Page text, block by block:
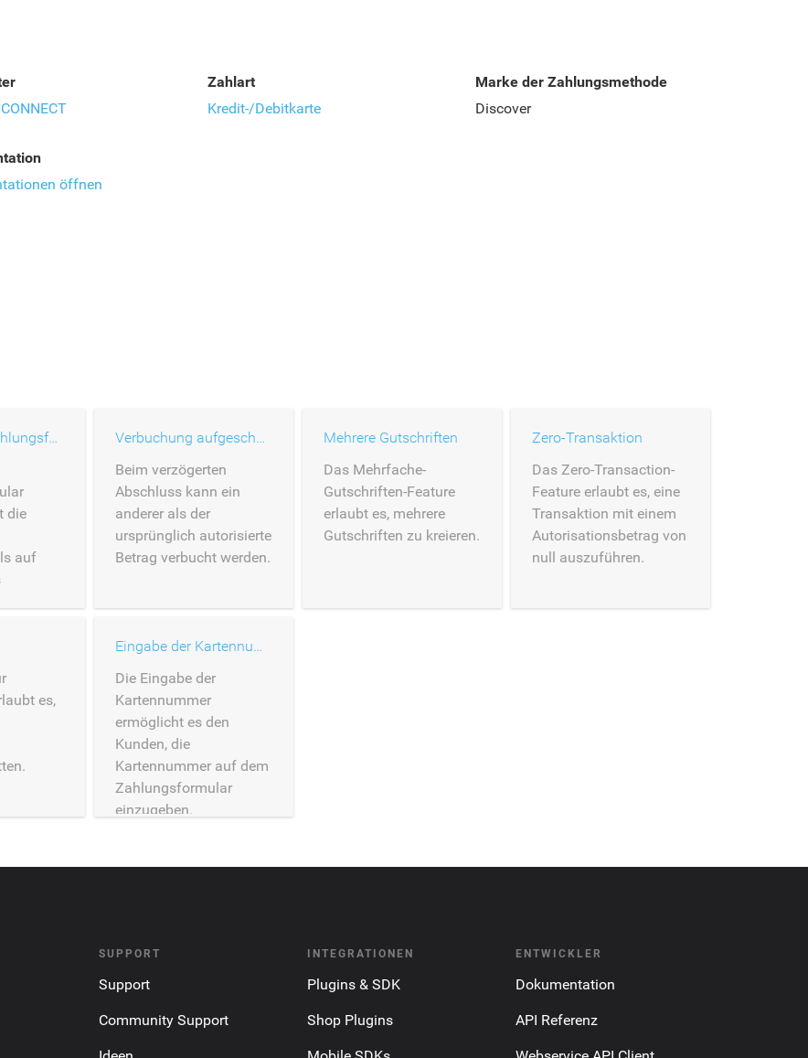
Zahlart
Kredit-/Debitkarte
Marke der Zahlungsmethode
Discover
öffnen
Gehostetes Zahlungsformular
die
auf
Verbuchung aufgeschoben
Beim verzögerten
Abschluss kann ein
anderer als der
ursprünglich autorisierte
Betrag verbucht werden.
Mehrere Gutschriften
Das Mehrfache-
Gutschriften-Feature
erlaubt es, mehrere
Gutschriften zu kreieren.
Zero-Transaktion
Das Zero-Transaction-
Feature erlaubt es, eine
Transaktion mit einem
Autorisationsbetrag von
null auszuführen.
es,
Eingabe der Kartennummer
Die Eingabe der
Kartennummer
ermöglicht es den
Kunden, die
Kartennummer auf dem
Zahlungsformular
einzugeben.
SUPPORT
Support
Community Support
INTEGRATIONEN
Plugins & SDK
Shop Plugins
ENTWICKLER
Dokumentation
API Referenz